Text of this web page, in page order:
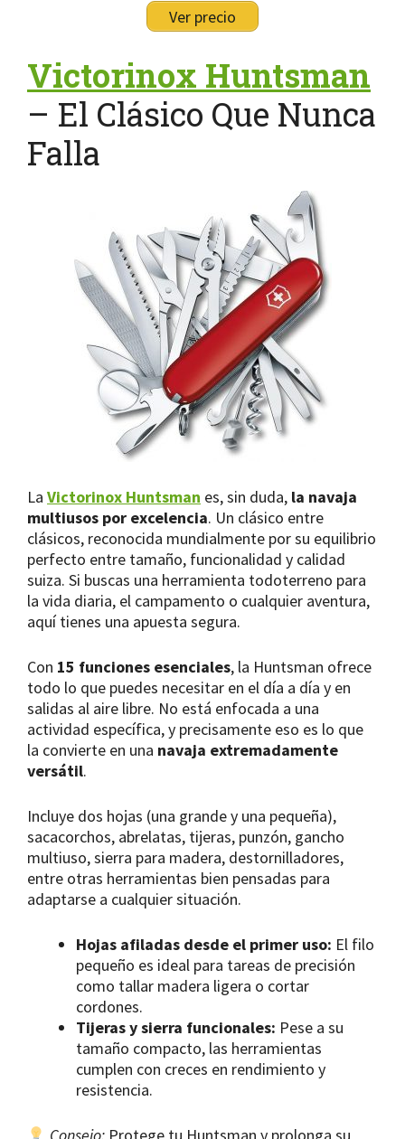
Ver precio
Victorinox Huntsman
– El Clásico Que Nunca
Falla
La Victorinox Huntsman es, sin duda, la navaja
multiusos por excelencia. Un clásico entre
clásicos, reconocida mundialmente por su equilibrio
perfecto entre tamaño, funcionalidad y calidad
suiza. Si buscas una herramienta todoterreno para
la vida diaria, el campamento o cualquier aventura,
aquí tienes una apuesta segura.
Con 15 funciones esenciales, la Huntsman ofrece
todo lo que puedes necesitar en el día a día y en
salidas al aire libre. No está enfocada a una
actividad específica, y precisamente eso es lo que
la convierte en una navaja extremadamente
versátil.
Incluye dos hojas (una grande y una pequeña),
sacacorchos, abrelatas, tijeras, punzón, gancho
multiuso, sierra para madera, destornilladores,
entre otras herramientas bien pensadas para
adaptarse a cualquier situación.
Hojas afiladas desde el primer uso: El filo
pequeño es ideal para tareas de precisión
como tallar madera ligera o cortar
cordones.
Tijeras y sierra funcionales: Pese a su
tamaño compacto, las herramientas
cumplen con creces en rendimiento y
resistencia.